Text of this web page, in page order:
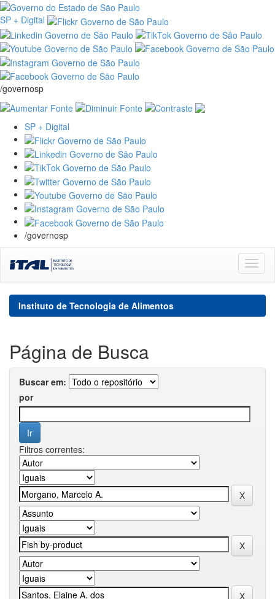
SP + Digital
/governosp
SP + Digital
/governosp
navigation
Instituto de Tecnologia de Alimentos
Página de Busca
Buscar em:
por
Filtros correntes: